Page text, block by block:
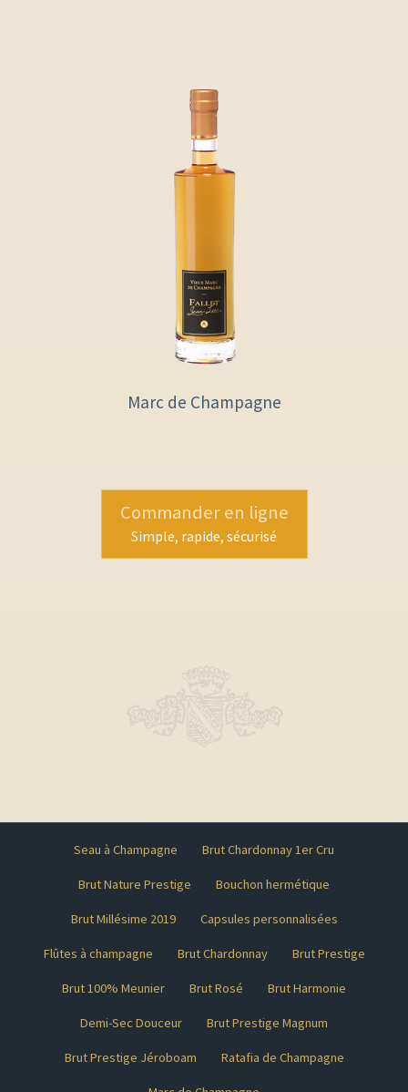
Marc de Champagne
Commander en ligne
Simple, rapide, sécurisé
Seau à Champagne Brut Chardonnay 1er Cru
Brut Nature Prestige Bouchon hermétique
Brut Millésime 2019 Capsules personnalisées
Flûtes à champagne Brut Chardonnay Brut Prestige
Brut 100% Meunier Brut Rosé Brut Harmonie
Demi-Sec Douceur Brut Prestige Magnum
Brut Prestige Jéroboam Ratafia de Champagne